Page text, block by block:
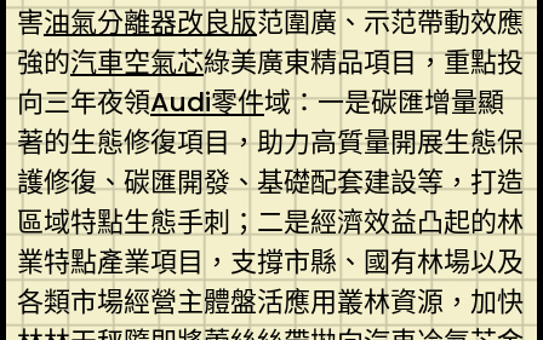
害油氣分離器改良版范圍廣、示范帶動效應
強的汽車空氣芯綠美廣東精品項目，重點投
向三年夜領Audi零件域：一是碳匯增量顯
著的生態修復項目，助力高質量開展生態保
護修復、碳匯開發、基礎配套建設等，打造
區域特點生態手刺；二是經濟效益凸起的林
業特點產業項目，支撐市縣、國有林場以及
各類市場經營主體盤活應用叢林資源，加快